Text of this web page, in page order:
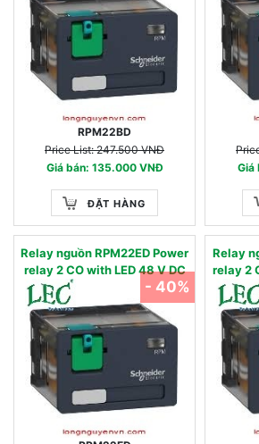
RPM22BD
Price List: 247.500 VNĐ
Giá bán: 135.000 VNĐ
ĐẶT HÀNG
Giá
Relay nguồn RPM22ED Power
relay 2 CO with LED 48 V DC
- 40%
Relay
relay 2